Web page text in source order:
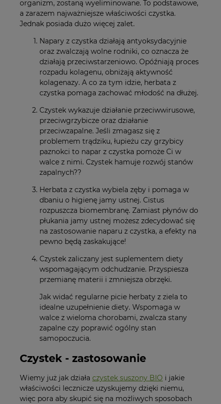
organizm, zostaną wyeliminowane. To podstawowe,
a zarazem najważniejsze właściwości czystka.
Jednak posiada dużo więcej zalet.
Napary z czystka działają antyoksydacyjnie
oraz zwalczają wolne rodniki, co oznacza że
działają przeciwstarzeniowo. Opóźniają proces
rozpadu kolagenu, obniżają aktywność
kolagenazy. A co za tym idzie, herbata z
czystka pomaga zachować młodość na dłużej.
Czystek wykazuje działanie przeciwwirusowe,
przeciwgrzybicze oraz działanie
przeciwzapalne. Jeśli zmagasz się z
problemem trądziku, łupieżu czy grzybicy
paznokci to napar z czystka pomoże Ci w
walce z nimi. Czystek hamuje rozwój stanów
zapalnych??
Herbata z czystka wybiela zęby i pomaga w
dbaniu o higienę jamy ustnej. Cistus
rozpuszcza biomembranę. Zamiast płynów do
płukania jamy ustnej możesz zdecydować się
na zastosowanie naparu z czystka, a efekty na
pewno będą zaskakujące!
Czystek zaliczany jest suplementem diety
wspomagającym odchudzanie. Przyspiesza
przemianę materii i zmniejsza obrzęki.
Jak widać regularne picie herbaty z ziela to
idealne uzupełnienie diety. Wspomaga w
walce z wieloma chorobami, zwalcza stany
zapalne czy poprawić ogólny stan
samopoczucia.
Czystek - zastosowanie
Wiemy już jak działa czystek suszony BIO i jakie
właściwości lecznicze uzyskujemy dzięki niemu,
więc pora aby skupić się na możliwych sposobach